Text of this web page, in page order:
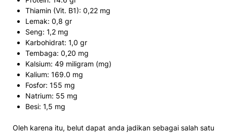
Thiamin (Vit. B1): 0,22 mg
Lemak: 0,8 gr
Seng: 1,2 mg
Karbohidrat: 1,0 gr
Tembaga: 0,20 mg
Kalsium: 49 miligram (mg)
Kalium: 169.0 mg
Fosfor: 155 mg
Natrium: 55 mg
Besi: 1,5 mg
Oleh karena itu, belut dapat anda jadikan sebagai salah satu